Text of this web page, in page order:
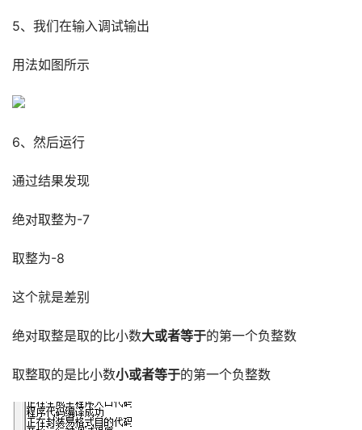
5、我们在输入调试输出
用法如图所示
6、然后运行
通过结果发现
绝对取整为-7
取整为-8
这个就是差别
绝对取整是取的比小数大或者等于的第一个负整数
取整取的是比小数小或者等于的第一个负整数